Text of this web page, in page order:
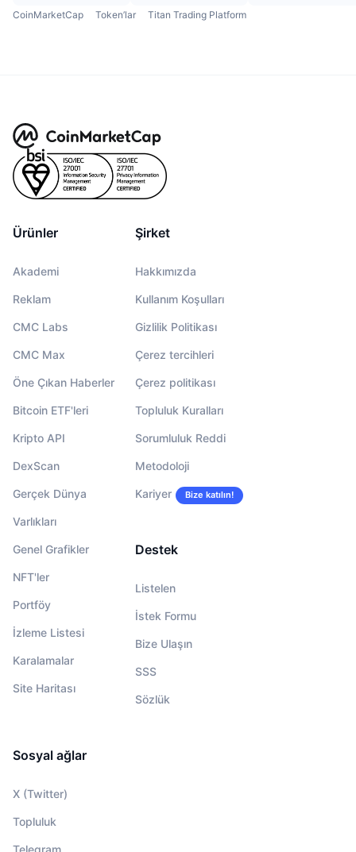
CoinMarketCap Token’lar Titan Trading Platform
Ürünler
Akademi
Reklam
CMC Labs
CMC Max
Öne Çıkan Haberler
Bitcoin ETF'leri
Kripto API
DexScan
Gerçek Dünya
Varlıkları
Genel Grafikler
NFT'ler
Portföy
İzleme Listesi
Karalamalar
Site Haritası
Şirket
Hakkımızda
Kullanım Koşulları
Gizlilik Politikası
Çerez tercihleri
Çerez politikası
Topluluk Kuralları
Sorumluluk Reddi
Metodoloji
Kariyer Bize katılın!
Destek
Listelen
İstek Formu
Bize Ulaşın
SSS
Sözlük
Sosyal ağlar
X (Twitter)
Topluluk
Telegram